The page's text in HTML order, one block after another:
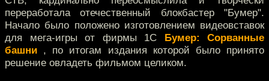
переработала отечественный блокбастер "Бумер".
Начало было положено изготовлением видеовставок
для мега-игры от фирмы 1С Бумер: Сорванные
башни , по итогам издания которой было принято
решение овладеть фильмом целиком.